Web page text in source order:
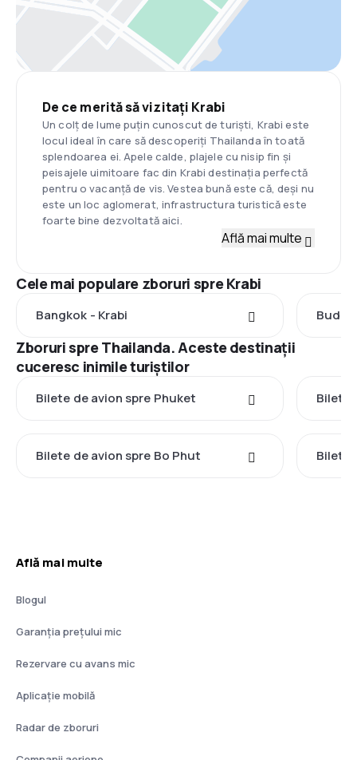
De ce merită să vizitați Krabi
Un colț de lume puțin cunoscut de turiști, Krabi este
locul ideal în care să descoperiți Thailanda în toată
splendoarea ei. Apele calde, plajele cu nisip fin și
peisajele uimitoare fac din Krabi destinația perfectă
pentru o vacanță de vis. Vestea bună este că, deși nu
este un loc aglomerat, infrastructura turistică este
foarte bine dezvoltată aici.
Află mai multe
Cele mai populare zboruri spre Krabi
Bangkok - Krabi
Zboruri spre Thailanda. Aceste destinații
cuceresc inimile turiștilor
Bilete de avion spre Phuket Bilete
Bilete de avion spre Bo Phut Bilete
Află mai multe
Blogul
Garanția prețului mic
Rezervare cu avans mic
Aplicație mobilă
Radar de zboruri